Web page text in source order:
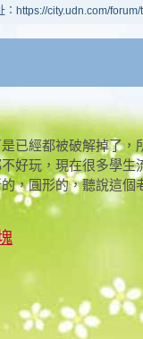
：https://city.udn.com/
已經都被破解掉了
好玩，現在很多學
，圓形的，聽說這